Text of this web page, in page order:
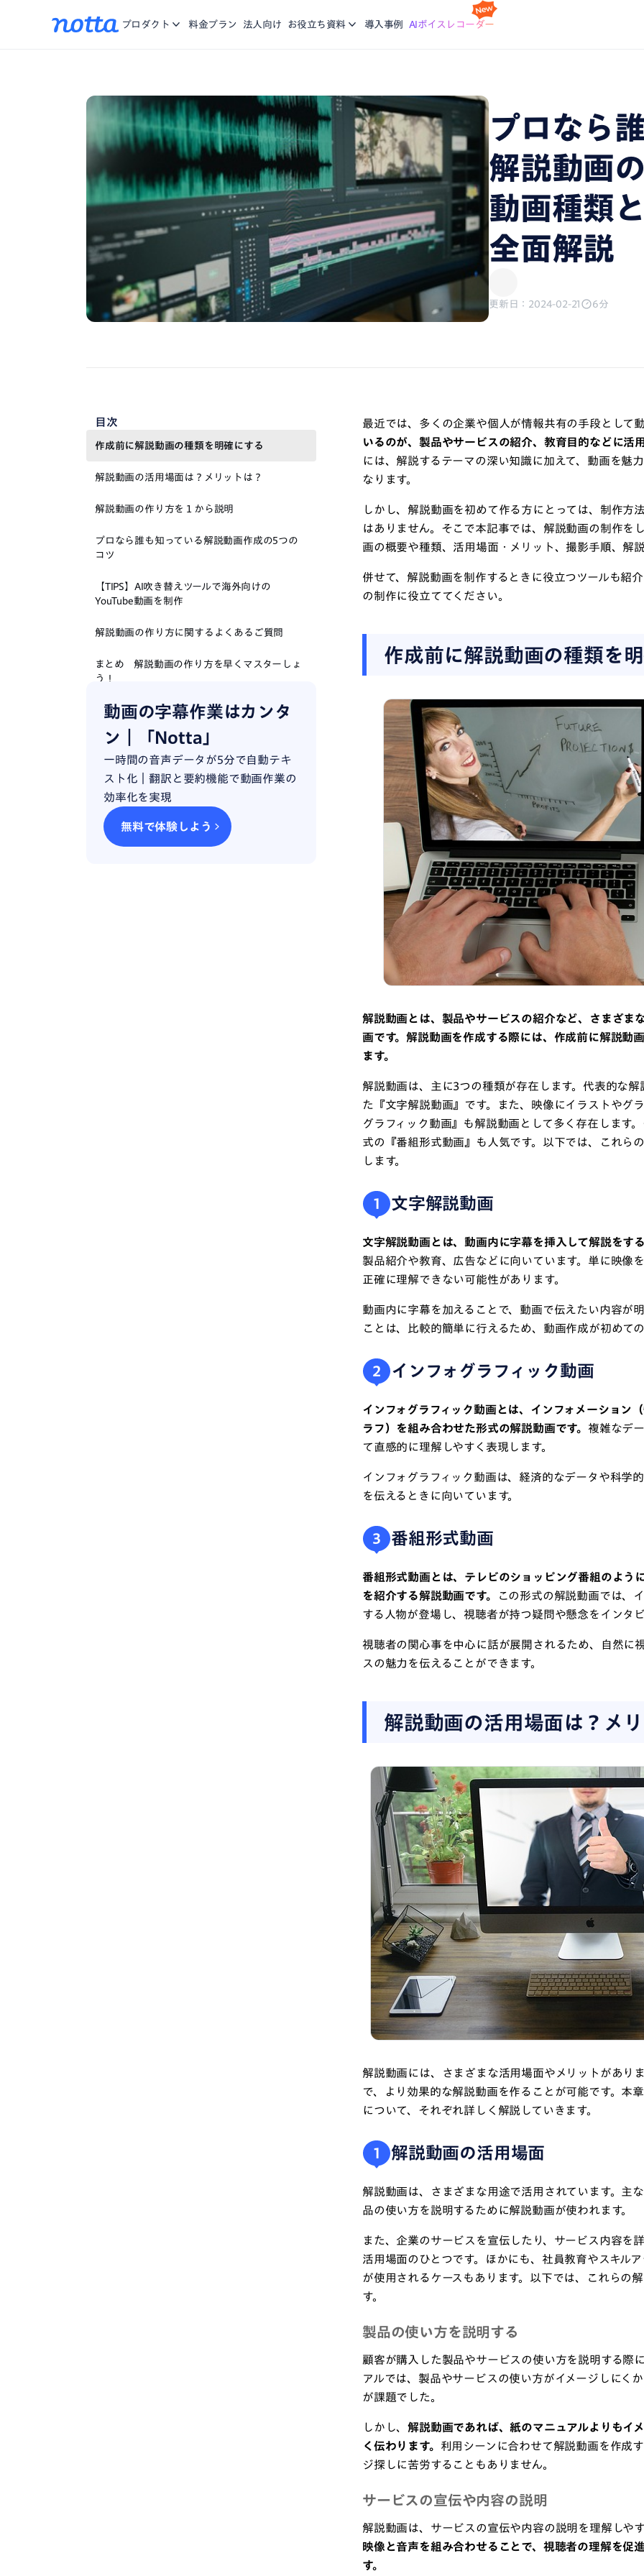
プロダクト
お問合せ iOS/Androidで使える文字起こしアプリ
営業特化AIエージェント
商談の記録、分析、CRM同期などをエージェントにお任せ
Notta Brain
思考する時間を、あなたに。会議・データの整理分析はAIにお任せ
会話が
料金プラン 法人向け お役立ち資料
をご紹介。
Nottaの基本的な使い方について学ぶ。企業に向けた研修
コースも提供
届け
導入事例 AIボイスレコーダー
プロなら
解説動画
動画種類
全面解説
更新日：2024-02-21 6分
目次
作成前に解説動画の種類を明確にする
解説動画の活用場面は？メリットは？
解説動画の作り方を１から説明
プロなら誰も知っている解説動画作成の5つの
コツ
【TIPS】AI吹き替えツールで海外向けの
YouTube動画を制作
解説動画の作り方に関するよくあるご質問
まとめ 解説動画の作り方を早くマスターしょ
う！
動画の字幕作業はカンタ
ン｜「Notta」
一時間の音声データが5分で自動テキ
スト化｜翻訳と要約機能で動画作業の
効率化を実現
無料で体験しよう
最近では、多くの企業や個人が情報共有の手段として
いるのが、製品やサービスの紹介、教育目的などに活
には、解説するテーマの深い知識に加えて、動画を魅
なります。
しかし、解説動画を初めて作る方にとっては、制作方
はありません。そこで本記事では、解説動画の制作を
画の概要や種類、活用場面・メリット、撮影手順、解
併せて、解説動画を制作するときに役立つツールも紹
の制作に役立ててください。
作成前に解説動画の種類を
解説動画とは、製品やサービスの紹介など、さまざま
画です。解説動画を作成する際には、作成前に解説動
ます。
解説動画は、主に3つの種類が存在します。代表的な
た『文字解説動画』です。また、映像にイラストやグ
グラフィック動画』も解説動画として多く存在します
式の『番組形式動画』も人気です。以下では、これら
します。
1 文字解説動画
文字解説動画とは、動画内に字幕を挿入して解説をす
製品紹介や教育、広告などに向いています。単に映像
正確に理解できない可能性があります。
動画内に字幕を加えることで、動画で伝えたい内容が
ことは、比較的簡単に行えるため、動画作成が初めて
2 インフォグラフィック動画
インフォグラフィック動画とは、インフォメーション
ラフ）を組み合わせた形式の解説動画です。 複雑なデ
て直感的に理解しやすく表現します。
インフォグラフィック動画は、経済的なデータや科学
を伝えるときに向いています。
3 番組形式動画
番組形式動画とは、テレビのショッピング番組のよう
を紹介する解説動画です。
この形式の解説動画では、
する人物が登場し、視聴者が持つ疑問や懸念をインタ
視聴者の関心事を中心に話が展開されるため、自然に
スの魅力を伝えることができます。
解説動画の活用場面は？メ
解説動画には、さまざまな活用場面やメリットがあり
で、より効果的な解説動画を作ることが可能です。本
について、それぞれ詳しく解説していきます。
1 解説動画の活用場面
解説動画は、さまざまな用途で活用されています。主
品の使い方を説明するために解説動画が使われます。
また、企業のサービスを宣伝したり、サービス内容を
活用場面のひとつです。ほかにも、社員教育やスキル
が使用されるケースもあります。以下では、これらの
す。
製品の使い方を説明する
顧客が購入した製品やサービスの使い方を説明する際
アルでは、製品やサービスの使い方がイメージしにく
が課題でした。
しかし、解説動画であれば、紙のマニュアルよりもイ
く伝わります。 利用シーンに合わせて解説動画を作成
ジ探しに苦労することもありません。
サービスの宣伝や内容の説明
解説動画は、サービスの宣伝や内容の説明を理解しや
映像と音声を組み合わせることで、視聴者の理解を促
す。